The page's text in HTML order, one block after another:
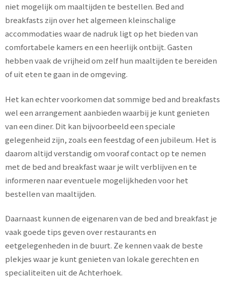
niet mogelijk om maaltijden te bestellen. Bed and
breakfasts zijn over het algemeen kleinschalige
accommodaties waar de nadruk ligt op het bieden van
comfortabele kamers en een heerlijk ontbijt. Gasten
hebben vaak de vrijheid om zelf hun maaltijden te bereiden
of uit eten te gaan in de omgeving.
Het kan echter voorkomen dat sommige bed and breakfasts
wel een arrangement aanbieden waarbij je kunt genieten
van een diner. Dit kan bijvoorbeeld een speciale
gelegenheid zijn, zoals een feestdag of een jubileum. Het is
daarom altijd verstandig om vooraf contact op te nemen
met de bed and breakfast waar je wilt verblijven en te
informeren naar eventuele mogelijkheden voor het
bestellen van maaltijden.
Daarnaast kunnen de eigenaren van de bed and breakfast je
vaak goede tips geven over restaurants en
eetgelegenheden in de buurt. Ze kennen vaak de beste
plekjes waar je kunt genieten van lokale gerechten en
specialiteiten uit de Achterhoek.